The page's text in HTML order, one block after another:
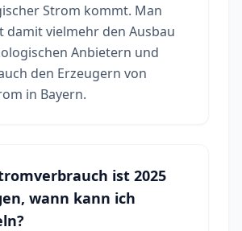
Strom kommt. Man
damit vielmehr den Ausbau
Anbietern und
den Erzeugern von
in Bayern.
ist 2025
wann kann ich